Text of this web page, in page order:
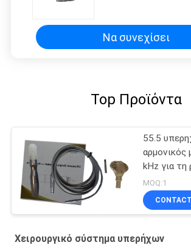
Να συνεχίσει
Top Προϊόντα
55.5
αρμονικός
kHz για τη
MOQ:1
CONTACT
Χειρουργικό σύστημα υπερήχων